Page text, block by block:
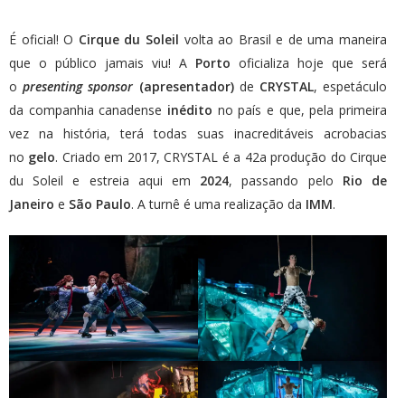
É oficial! O Cirque du Soleil volta ao Brasil e de uma maneira
que o público jamais viu! A Porto oficializa hoje que será
opresenting sponsor (apresentador)de CRYSTAL, espetáculo
da companhia canadense inédito no país e que, pela primeira
vez na história, terá todas suas inacreditáveis acrobacias
no gelo. Criado em 2017, CRYSTAL é a 42a produção do Cirque
du Soleil e estreia aqui em 2024, passando pelo Rio de
Janeiro e São Paulo. A turnê é uma realização da IMM.